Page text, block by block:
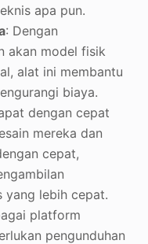
apa pun.
: Dengan
akan model fisik
alat ini membantu
biaya.
dengan cepat
mereka dan
cepat,
yang lebih cepat.
platform
pengunduhan